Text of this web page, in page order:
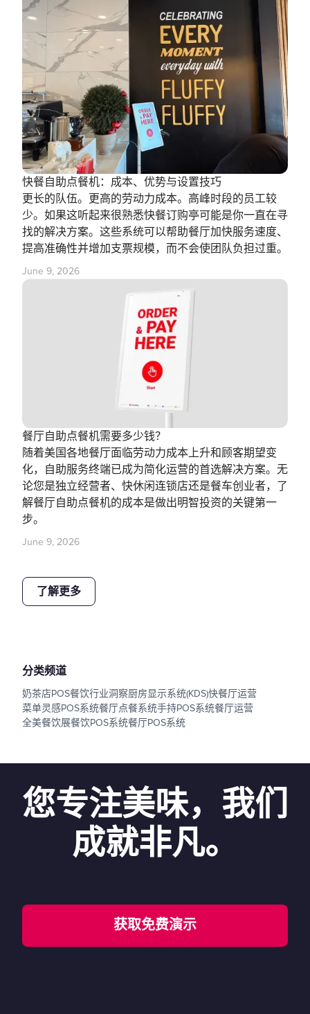
快餐自助点餐机：成本、优势与设置技巧
更长的队伍。更高的劳动力成本。高峰时段的员工较
少。如果这听起来很熟悉快餐订购亭可能是你一直在寻
找的解决方案。这些系统可以帮助餐厅加快服务速度、
提高准确性并增加支票规模，而不会使团队负担过重。
June 9, 2026
餐厅自助点餐机需要多少钱？
随着美国各地餐厅面临劳动力成本上升和顾客期望变
化，自助服务终端已成为简化运营的首选解决方案。无
论您是独立经营者、快休闲连锁店还是餐车创业者，了
解餐厅自助点餐机的成本是做出明智投资的关键第一
步。
June 9, 2026
了解更多
分类频道
奶茶店POS餐饮行业洞察厨房显示系统(KDS)快餐厅运营
菜单灵感POS系统餐厅点餐系统手持POS系统餐厅运营
全美餐饮展餐饮POS系统餐厅POS系统
您专注美味，我们
成就非凡。
获取免费演示